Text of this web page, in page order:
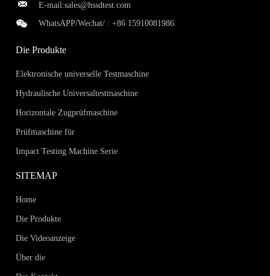
E-mail:sales@hssdtest.com
WhatsAPP/Wechat/ :+86 15910081986
Die Produkte
Elektronische universelle Testmaschine
Hydraulische Universaltestmaschine
Horizontale Zugprüfmaschine
Prüfmaschine für
Impact Testing Machine Serie
SITEMAP
Home
Die Produkte
Die Videoanzeige
Über die